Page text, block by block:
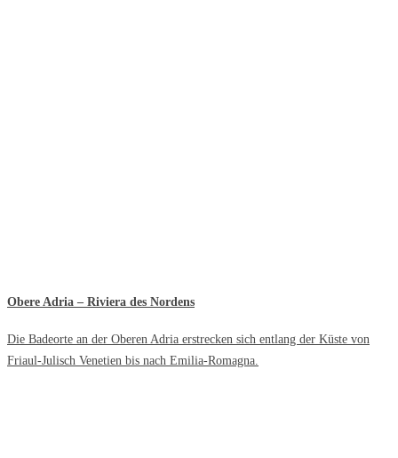
Obere Adria – Riviera des Nordens
Die Badeorte an der Oberen Adria erstrecken sich entlang der Küste von
Friaul-Julisch Venetien bis nach Emilia-Romagna.